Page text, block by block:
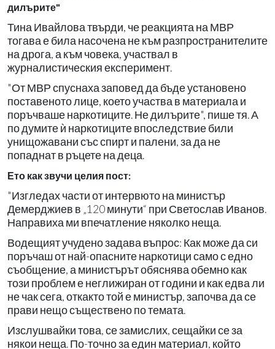
дилърите"
Тина Ивайлова твърди, че реакцията на МВР
тогава е била насочена не към разпространителите
на дрога, а към човека, участвал в
журналистическия експеримент.
"От МВР спуснаха заповед да бъде установено
поставеното лице, което участва в материала и
поръчваше наркотиците. Не дилърите", пише тя. А
по думите ѝ наркотиците впоследствие били
унищожавани със спирт и палени, за да не
попаднат в ръцете на деца.
Ето как звучи целия пост:
"Изгледах части от интервюто на министър
Демерджиев в „120 минути“ при Светослав Иванов.
Направиха ми впечатление няколко неща.
Водещият учудено задава въпрос: Как може да си
поръчаш от най-опасните наркотици само с едно
съобщение, а министърът обяснява обемно как
този проблем е неглижиран от години и как едва ли
не чак сега, откакто той е министър, започва да се
прави нещо съществено по темата.
Изслушвайки това, се замислих, сещайки се за
някои неща. По-точно за един материал, който